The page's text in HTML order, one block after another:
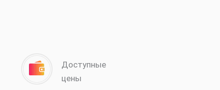
Доступные
цены